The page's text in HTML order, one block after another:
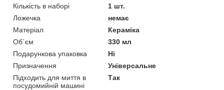
Кількість в наборі
1 шт.
Ложечка
немає
Матеріал
Кераміка
Об`єм
330 мл
Подарункова упаковка
Ні
Призначення
Універсальне
Підходить для миття в
посудомийній машині
Так